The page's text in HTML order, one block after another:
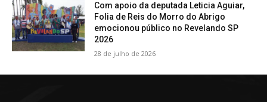
Com apoio da deputada Leticia Aguiar,
Folia de Reis do Morro do Abrigo
emocionou público no Revelando SP
2026
28 de julho de 2026